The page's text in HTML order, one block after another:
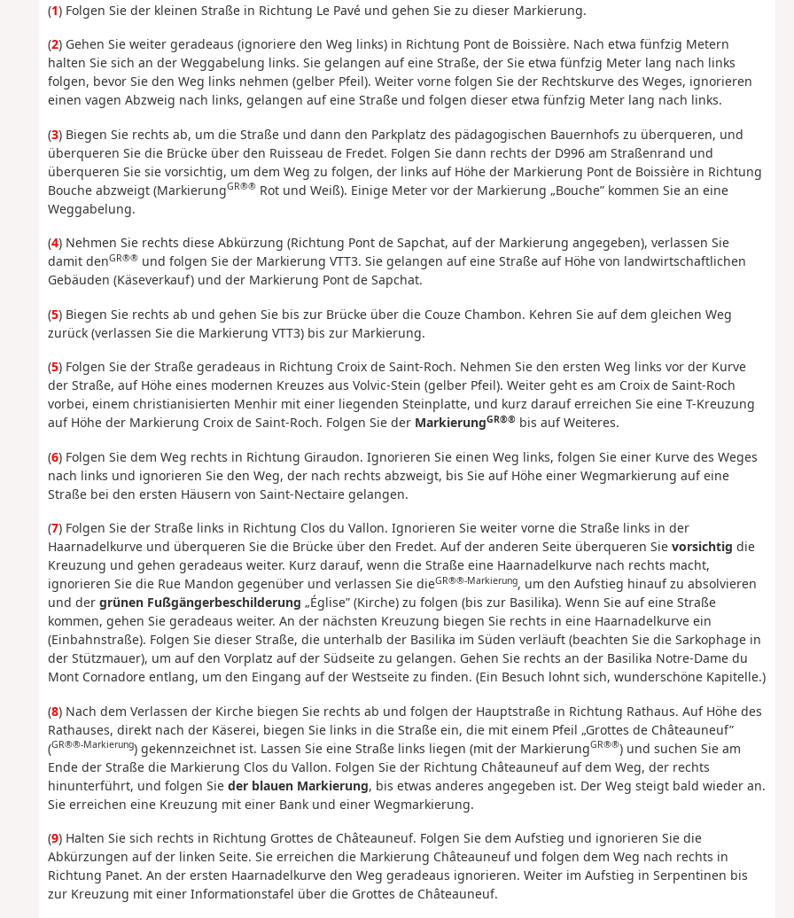
(1) Folgen Sie der kleinen Straße in Richtung Le Pavé und gehen Sie zu dieser Markierung.
(2) Gehen Sie weiter geradeaus (ignoriere den Weg links) in Richtung Pont de Boissière. Nach etwa fünfzig Metern
halten Sie sich an der Weggabelung links. Sie gelangen auf eine Straße, der Sie etwa fünfzig Meter lang nach links
folgen, bevor Sie den Weg links nehmen (gelber Pfeil). Weiter vorne folgen Sie der Rechtskurve des Weges, ignorieren
einen vagen Abzweig nach links, gelangen auf eine Straße und folgen dieser etwa fünfzig Meter lang nach links.
(3) Biegen Sie rechts ab, um die Straße und dann den Parkplatz des pädagogischen Bauernhofs zu überqueren, und
überqueren Sie die Brücke über den Ruisseau de Fredet. Folgen Sie dann rechts der D996 am Straßenrand und
überqueren Sie sie vorsichtig, um dem Weg zu folgen, der links auf Höhe der Markierung Pont de Boissière in Richtung
Bouche abzweigt (MarkierungGR®®Rot und Weiß). Einige Meter vor der Markierung „Bouche” kommen Sie an eine
Weggabelung.
(4) Nehmen Sie rechts diese Abkürzung (Richtung Pont de Sapchat, auf der Markierung angegeben), verlassen Sie
damit denGR®®und folgen Sie der Markierung VTT3. Sie gelangen auf eine Straße auf Höhe von landwirtschaftlichen
Gebäuden (Käseverkauf) und der Markierung Pont de Sapchat.
(5) Biegen Sie rechts ab und gehen Sie bis zur Brücke über die Couze Chambon. Kehren Sie auf dem gleichen Weg
zurück (verlassen Sie die Markierung VTT3) bis zur Markierung.
(5) Folgen Sie der Straße geradeaus in Richtung Croix de Saint-Roch. Nehmen Sie den ersten Weg links vor der Kurve
der Straße, auf Höhe eines modernen Kreuzes aus Volvic-Stein (gelber Pfeil). Weiter geht es am Croix de Saint-Roch
vorbei, einem christianisierten Menhir mit einer liegenden Steinplatte, und kurz darauf erreichen Sie eine T-Kreuzung
auf Höhe der Markierung Croix de Saint-Roch. Folgen Sie der MarkierungGR®®bis auf Weiteres.
(6) Folgen Sie dem Weg rechts in Richtung Giraudon. Ignorieren Sie einen Weg links, folgen Sie einer Kurve des Weges
nach links und ignorieren Sie den Weg, der nach rechts abzweigt, bis Sie auf Höhe einer Wegmarkierung auf eine
Straße bei den ersten Häusern von Saint-Nectaire gelangen.
(7) Folgen Sie der Straße links in Richtung Clos du Vallon. Ignorieren Sie weiter vorne die Straße links in der
Haarnadelkurve und überqueren Sie die Brücke über den Fredet. Auf der anderen Seite überqueren Sie vorsichtig die
Kreuzung und gehen geradeaus weiter. Kurz darauf, wenn die Straße eine Haarnadelkurve nach rechts macht,
ignorieren Sie die Rue Mandon gegenüber und verlassen Sie dieGR®®-Markierung, um den Aufstieg hinauf zu absolvieren
und der grünen Fußgängerbeschilderung „Église” (Kirche) zu folgen (bis zur Basilika). Wenn Sie auf eine Straße
kommen, gehen Sie geradeaus weiter. An der nächsten Kreuzung biegen Sie rechts in eine Haarnadelkurve ein
(Einbahnstraße). Folgen Sie dieser Straße, die unterhalb der Basilika im Süden verläuft (beachten Sie die Sarkophage in
der Stützmauer), um auf den Vorplatz auf der Südseite zu gelangen. Gehen Sie rechts an der Basilika Notre-Dame du
Mont Cornadore entlang, um den Eingang auf der Westseite zu finden. (Ein Besuch lohnt sich, wunderschöne Kapitelle.)
(8) Nach dem Verlassen der Kirche biegen Sie rechts ab und folgen der Hauptstraße in Richtung Rathaus. Auf Höhe des
Rathauses, direkt nach der Käserei, biegen Sie links in die Straße ein, die mit einem Pfeil „Grottes de Châteauneuf”
(GR®®-Markierung) gekennzeichnet ist. Lassen Sie eine Straße links liegen (mit der MarkierungGR®®) und suchen Sie am
Ende der Straße die Markierung Clos du Vallon. Folgen Sie der Richtung Châteauneuf auf dem Weg, der rechts
hinunterführt, und folgen Sie der blauen Markierung, bis etwas anderes angegeben ist. Der Weg steigt bald wieder an.
Sie erreichen eine Kreuzung mit einer Bank und einer Wegmarkierung.
(9) Halten Sie sich rechts in Richtung Grottes de Châteauneuf. Folgen Sie dem Aufstieg und ignorieren Sie die
Abkürzungen auf der linken Seite. Sie erreichen die Markierung Châteauneuf und folgen dem Weg nach rechts in
Richtung Panet. An der ersten Haarnadelkurve den Weg geradeaus ignorieren. Weiter im Aufstieg in Serpentinen bis
zur Kreuzung mit einer Informationstafel über die Grottes de Châteauneuf.